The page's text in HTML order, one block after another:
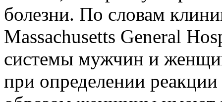
болезни. По словам
Massachusetts General
системы мужчин и
при определении